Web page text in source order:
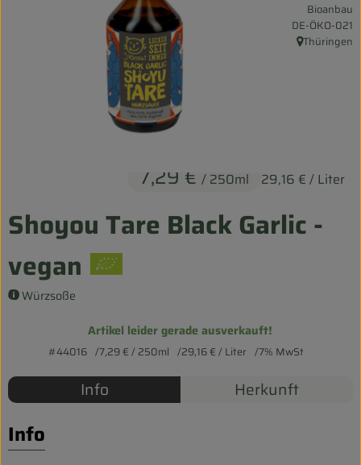
Entspannt durch die FERIEN
Obst & Gemüse
Kosmetik
Haus & Garten
Biohof erleben
Biokorb so geht`s
Pferdepension & Reitbetrieb
Firmenkunden
Shoyou Tare Black Garlic -
vegan
Würzsoße
7,29 € / 250ml 29,16 € / Liter
Bioanbau
, Kontrollstelle:
DE-ÖKO-021
, Herkunft:
Thüringen
Artikel leider gerade ausverkauft!
#44016 7,29 €/ 250ml 29,16 €/ Liter 7% MwSt
Info Herkunft
Info